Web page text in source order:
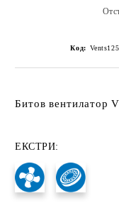
Код:
Битов вентилатор
ЕКСТРИ: